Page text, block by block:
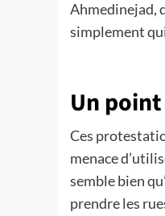
Ahmedinejad,
simplement
Un
Ces
menace
semble bien
prendre les